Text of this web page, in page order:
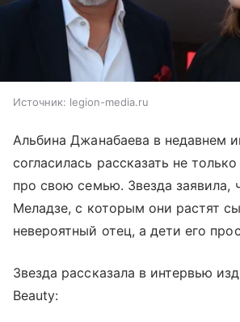
Источник: legion-media.ru
Альбина Джанабаева в недавнем
согласилась рассказать не
про свою семью. Звезда заявила,
Меладзе, с которым они растят
невероятный отец, а дети его
Звезда рассказала в интервью
Beauty: